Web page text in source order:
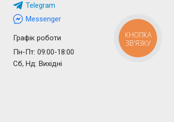
Telegram
Messenger
Графік роботи
Пн-Пт: 09:00-18:00
Сб, Нд: Вихідні
КНОПКА
ЗВ'ЯЗКУ